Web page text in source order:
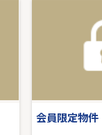
会員限定物件